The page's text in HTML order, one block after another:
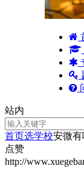
站内
首页选学校安微
点赞
http://